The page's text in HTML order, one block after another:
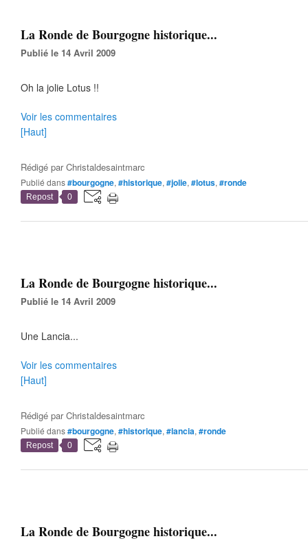
La Ronde de Bourgogne historique...
Publié le 14 Avril 2009
Oh la jolie Lotus !!
Voir les commentaires
[Haut]
Rédigé parChristaldesaintmarc
Publié dans#bourgogne, #historique, #jolie, #lotus, #ronde
Repost 0
La Ronde de Bourgogne historique...
Publié le 14 Avril 2009
Une Lancia...
Voir les commentaires
[Haut]
Rédigé parChristaldesaintmarc
Publié dans#bourgogne, #historique, #lancia, #ronde
Repost 0
La Ronde de Bourgogne historique...